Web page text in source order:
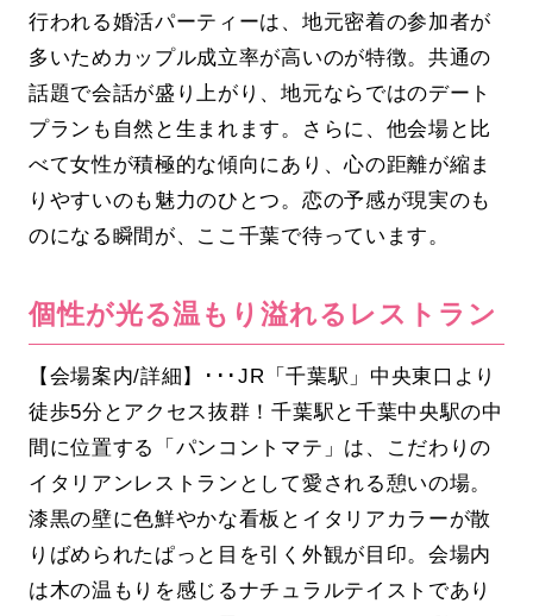
行われる婚活パーティーは、地元密着の参加者が
多いためカップル成立率が高いのが特徴。共通の
話題で会話が盛り上がり、地元ならではのデート
プランも自然と生まれます。さらに、他会場と比
べて女性が積極的な傾向にあり、心の距離が縮ま
りやすいのも魅力のひとつ。恋の予感が現実のも
のになる瞬間が、ここ千葉で待っています。
個性が光る温もり溢れるレストラン
【会場案内/詳細】･･･JR「千葉駅」中央東口より
徒歩5分とアクセス抜群！千葉駅と千葉中央駅の中
間に位置する「パンコントマテ」は、こだわりの
イタリアンレストランとして愛される憩いの場。
漆黒の壁に色鮮やかな看板とイタリアカラーが散
りばめられたぱっと目を引く外観が目印。会場内
は木の温もりを感じるナチュラルテイストであり